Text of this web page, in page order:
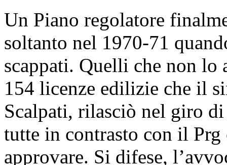
Un Piano regolatore
soltanto nel 1970-71
scappati. Quelli che non
154 licenze edilizie che il
Scalpati, rilasciò nel giro di
tutte in contrasto con il Prg
approvare. Si difese,